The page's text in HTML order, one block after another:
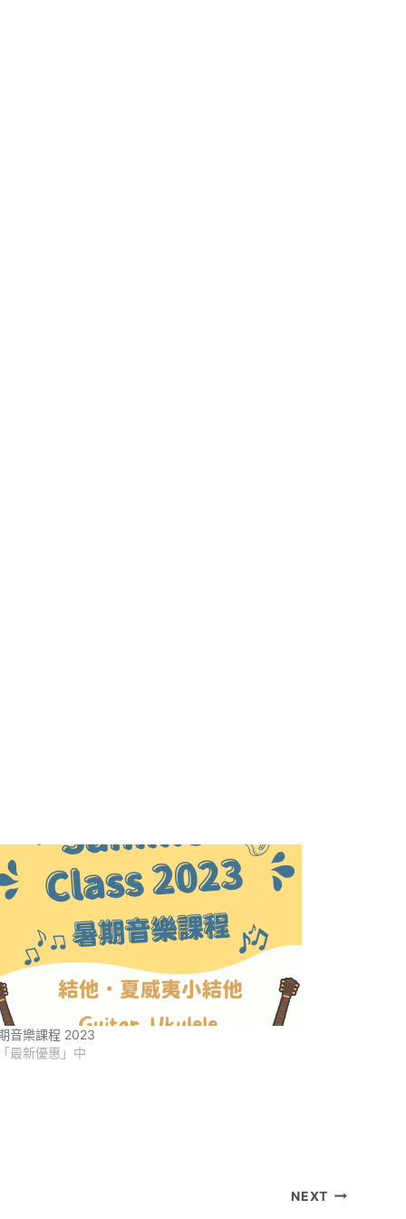
音樂課程 2023
最新優惠」中
NEXT